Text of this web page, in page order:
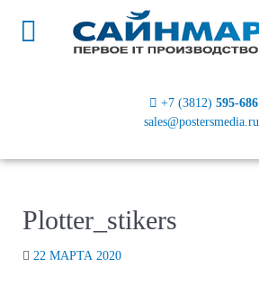
+7 (3812)595-686
sales@postersmedia.ru
Plotter_stikers
22 МАРТА 2020